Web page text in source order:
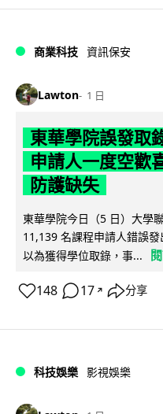
商業科技 資訊保安
Lawton 1 日
東華學院誤發取
申請人一度空歡
防護缺失
東華學院今日（5 日）大學
11,139 名課程申請人錯誤
以為獲得學位取錄，事...
148 17 ↗ 分享
科技娛樂 影視娛樂